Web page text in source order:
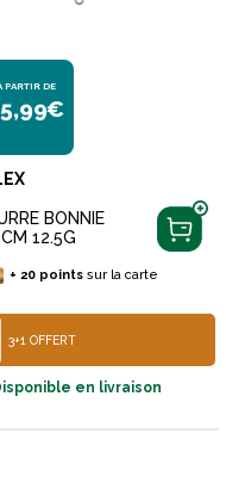
PARTIR DE
BONNIE
12.5G
+ 20pointssur la carte
3+1 OFFERT
en livraison